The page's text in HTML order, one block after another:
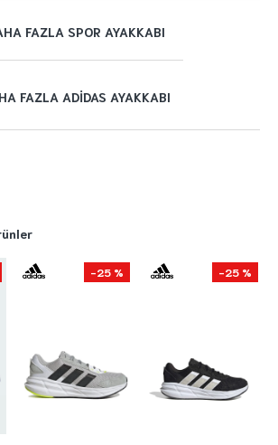
FAZLA SPOR AYAKKABI
FAZLA ADIDAS AYAKKABI
-25 % -25 %